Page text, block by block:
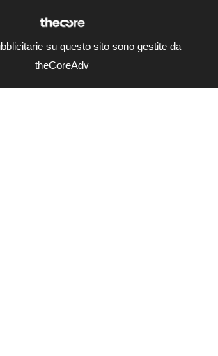
su questo sito sono gestite da
theCoreAdv